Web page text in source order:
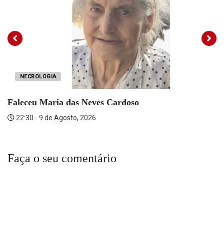
NECROLOGIA
Faleceu Maria das Neves Cardoso
22:30 - 9 de Agosto, 2026
Faça o seu comentário